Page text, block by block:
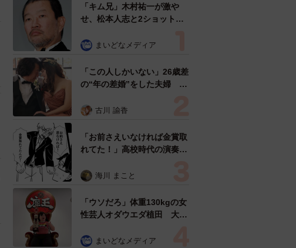
「キム兄」木村祐一が激や
せ、松本人志と2ショット
「テキヤの兄さん」
まいどなメディア
「この人しかいない」26歳差
の“年の差婚”をした夫婦 出
た？ 今の思いを聞いた
古川 諭香
「お前さえいなければ金賞取
れてた！」高校時代の演奏会
生は楽器修理職人に 10年後
ぬ申し出【漫画】
海川 まこと
「ウソだろ」体重130kgの女
性芸人オダウエダ植田 大学
で」 まいどなメディア